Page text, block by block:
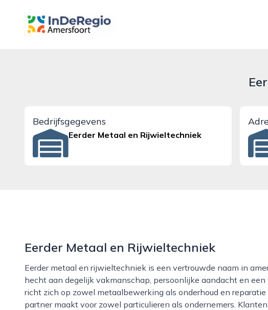
inderegioamersfoort.nl
Bedrijfsgegevens
Eerder Metaal en Rijwieltechniek
Eerder Metaal en Rijwieltechniek
Eerder metaal en rijwieltechniek is een vertrouwde naam in amersfoort voor iedereen die waarde
hecht aan degelijk vakmanschap, persoonlijke aandacht en
richt zich op zowel metaalbewerking als onderhoud en
partner maakt voor zowel particulieren als ondernemers.